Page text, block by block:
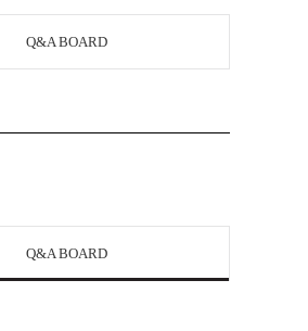
Q&A BOARD
Q&A BOARD